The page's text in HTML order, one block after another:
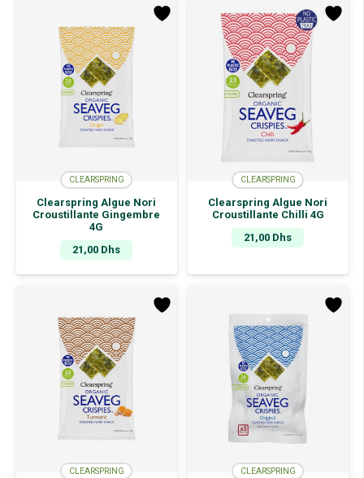
CLEARSPRING
Clearspring Algue Nori
Croustillante Gingembre
4G
21,00 Dhs
CLEARSPRING
Clearspring Algue Nori
Croustillante Chilli 4G
21,00 Dhs
CLEARSPRING CLEARSPRING